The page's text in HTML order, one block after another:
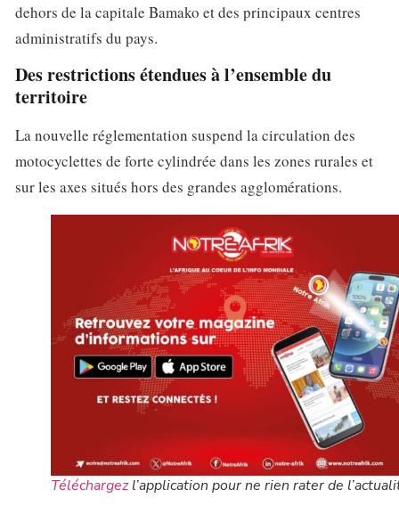
dehors de la capitale Bamako et des principaux centres
administratifs du pays.
Des restrictions étendues à l’ensemble du
territoire
La nouvelle réglementation suspend la circulation des
motocyclettes de forte cylindrée dans les zones rurales et
sur les axes situés hors des grandes agglomérations.
Téléchargezl’application pour ne rien rater de